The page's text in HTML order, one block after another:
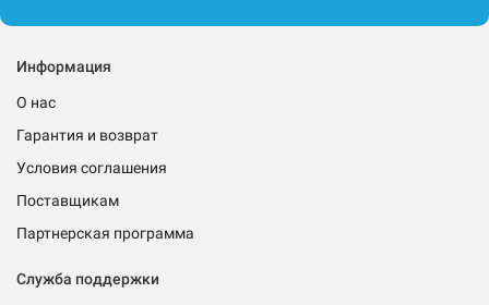
Информация
О нас
Гарантия и возврат
Условия соглашения
Поставщикам
Партнерская программа
Служба поддержки